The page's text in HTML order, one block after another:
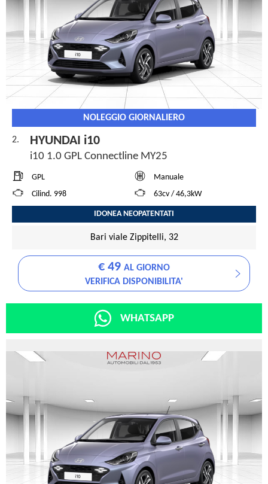
NOLEGGIO GIORNALIERO
2. HYUNDAI i10
i10 1.0 GPL Connectline MY25
GPL
Manuale
Cilind. 998
63cv / 46,3kW
IDONEA NEOPATENTATI
Bari viale Zippitelli, 32
€ 49 AL GIORNO
VERIFICA DISPONIBILITA'
WHATSAPP